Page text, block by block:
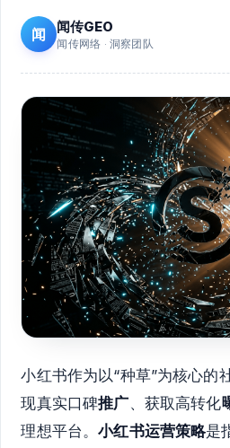
闻 闻传GEO
闻传网络 · 洞察团队
小红书作为以“种草”为核心的
现真实口碑推广、获取高转化
理想平台。小红书运营策略是